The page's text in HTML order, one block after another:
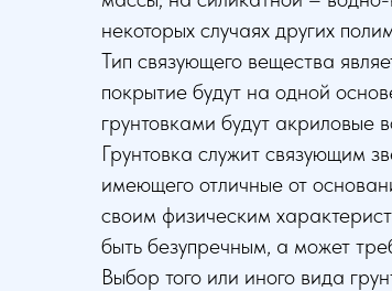
некоторых случаях других
Тип связующего вещества
покрытие будут на одной
грунтовками будут акриловые
Грунтовка служит связующим
имеющего отличные от
своим физическим
быть безупречным, а может
Выбор того или иного вида